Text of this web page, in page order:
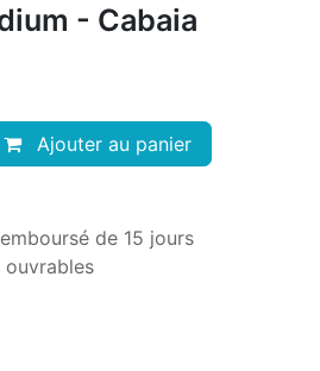
- Cabaia
Ajouter au panier
de 15 jours